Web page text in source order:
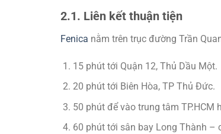
2.1. Liên kết thuận tiện
Fenica nằm trên trục đường Trần
15 phút tới Quận 12, Thủ Dầu Một.
20 phút tới Biên Hòa, TP Thủ Đức.
50 phút để vào trung tâm TP.HCM
60 phút tới sân bay Long Thành –